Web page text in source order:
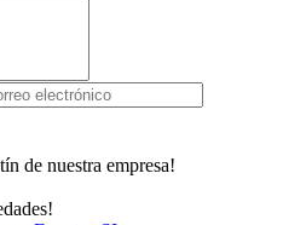
de nuestra empresa!